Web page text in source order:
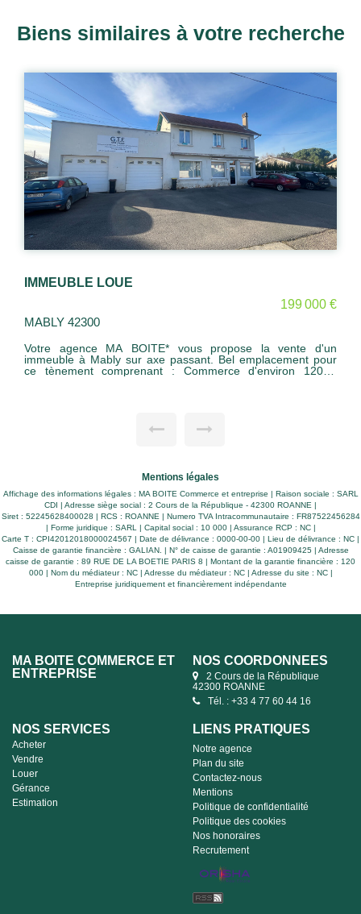
Biens similaires à votre recherche
INVESTISSEURS +++
485 000
MABLY 42300
ROANNAIS AGGLOMERATION LOCAL D'ACTIVITE
RENOVE A UNE ENTREPRISE REFERENTE ENSEIGNE
NATIONALE - BELLE SIGNATURE dans le cadre d'un
Mentions légales
Affichage des informations légales : MA BOITE Commerce et entreprise | Raison sociale : SARL
CDI | Adresse siège social : 2 Cours de la République - 42300 ROANNE |
Siret : 52245628400028 | RCS : ROANNE | Numero TVA Intracommunautaire : FR87522456284
| Forme juridique : SARL | Capital social : 10 000 | Assurance RCP : NC |
Carte T : CPI42012018000024567 | Date de délivrance : 0000-00-00 | Lieu de délivrance : NC |
Caisse de garantie financière : GALIAN. | N° de caisse de garantie : A01909425 | Adresse
caisse de garantie : 89 RUE DE LA BOETIE PARIS 8 | Montant de la garantie financière : 120
000 | Nom du médiateur : NC | Adresse du médiateur : NC | Adresse du site : NC |
Entreprise juridiquement et financièrement indépendante
MA BOITE COMMERCE ET
ENTREPRISE
NOS COORDONNÉES
2 Cours de la République
42300 ROANNE
Tél. : +33 4 77 60 44 16
NOS SERVICES
Acheter
Vendre
Louer
Gérance
Estimation
LIENS PRATIQUES
Notre agence
Plan du site
Contactez-nous
Mentions
Politique de confidentialité
Politique des cookies
Nos honoraires
Recrutement